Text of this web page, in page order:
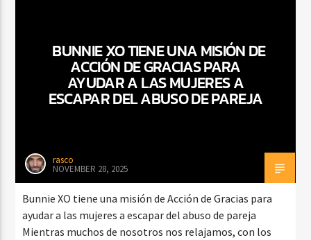
BUNNIE XO TIENE UNA MISIÓN DE
ACCIÓN DE GRACIAS PARA
AYUDAR A LAS MUJERES A
ESCAPAR DEL ABUSO DE PAREJA
rasco
NOVEMBER 28, 2025
Bunnie XO tiene una misión de Acción de Gracias para
ayudar a las mujeres a escapar del abuso de pareja
Mientras muchos de nosotros nos relajamos, con los